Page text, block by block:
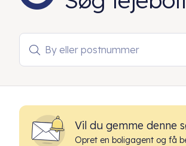
By eller postnummer

Vil du gemme denne
Opret en boligagent og få